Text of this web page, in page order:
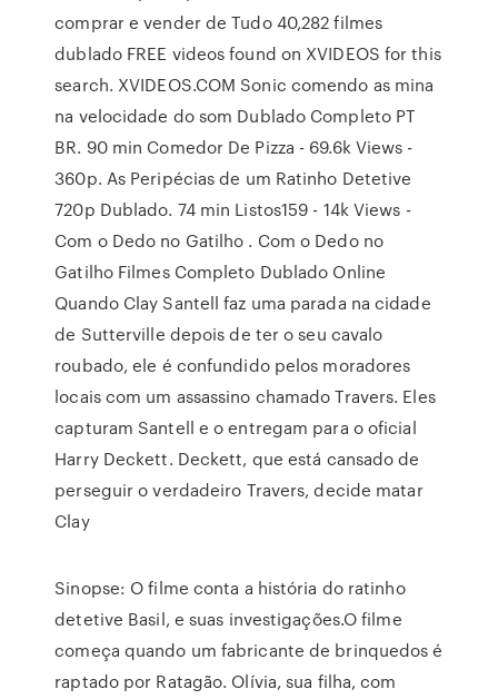
comprar e vender de Tudo 40,282 filmes
dublado FREE videos found on XVIDEOS for this
search. XVIDEOS.COM Sonic comendo as mina
na velocidade do som Dublado Completo PT
BR. 90 min Comedor De Pizza - 69.6k Views -
360p. As Peripécias de um Ratinho Detetive
720p Dublado. 74 min Listos159 - 14k Views -
Com o Dedo no Gatilho . Com o Dedo no
Gatilho Filmes Completo Dublado Online
Quando Clay Santell faz uma parada na cidade
de Sutterville depois de ter o seu cavalo
roubado, ele é confundido pelos moradores
locais com um assassino chamado Travers. Eles
capturam Santell e o entregam para o oficial
Harry Deckett. Deckett, que está cansado de
perseguir o verdadeiro Travers, decide matar
Clay
Sinopse: O filme conta a história do ratinho
detetive Basil, e suas investigações.O filme
começa quando um fabricante de brinquedos é
raptado por Ratagão. Olívia, sua filha, com